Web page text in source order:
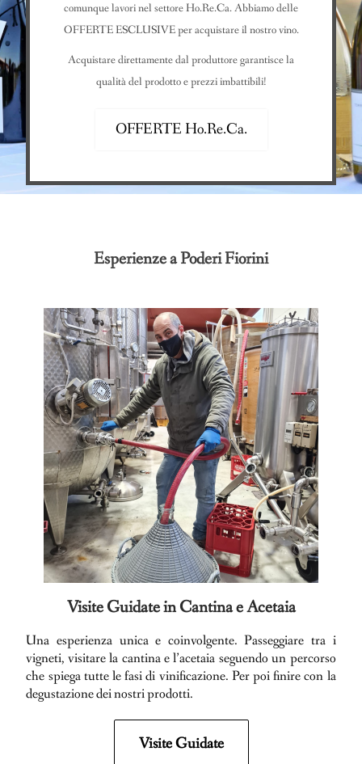
comunque lavori nel settore Ho.Re.Ca. Abbiamo delle
OFFERTE ESCLUSIVE per acquistare il nostro vino.
Acquistare direttamente dal produttore garantisce la
qualità del prodotto e prezzi imbattibili!
OFFERTE Ho.Re.Ca.
Esperienze a Poderi Fiorini
Visite Guidate in Cantina e Acetaia
Una esperienza unica e coinvolgente. Passeggiare tra i
vigneti, visitare la cantina e l’acetaia seguendo un percorso
che spiega tutte le fasi di vinificazione. Per poi finire con la
degustazione dei nostri prodotti.
Visite Guidate